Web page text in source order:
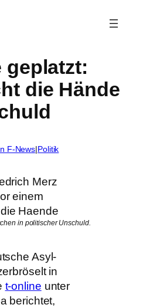
geplatzt:
die Hände
F-News|Politik
in politischer Unschuld.
Asyl-
in
t-online unter
berichtet,